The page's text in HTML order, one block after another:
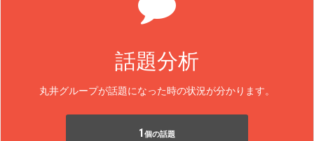
話題分析
丸井グループが話題になった時の状況が分かります。
1 個の話題